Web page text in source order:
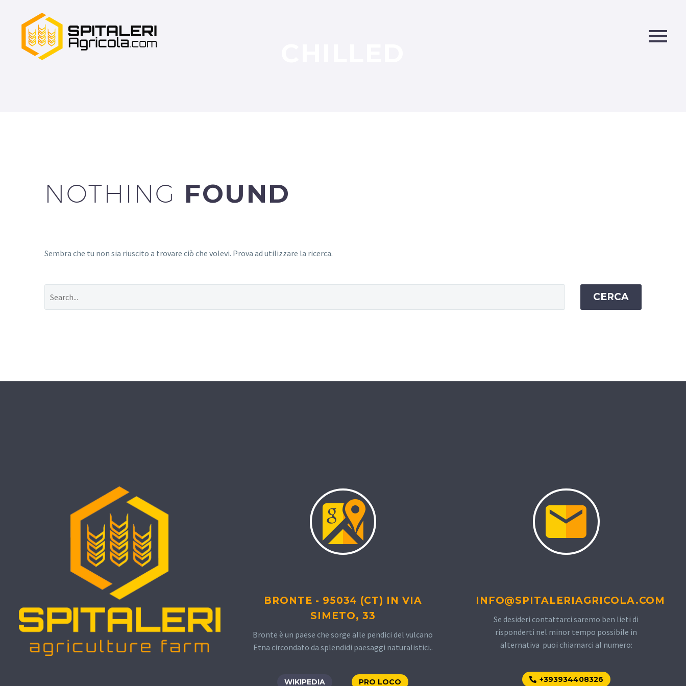
NOTHING FOUND
Sembra che tu non sia riuscito a trovare ciò che volevi. Prova ad utilizzare la ricerca.
CERCA
BRONTE - 95034 (CT) IN VIA
SIMETO, 33
Bronte è un paese che sorge alle pendici del vulcano
Etna circondato da splendidi paesaggi naturalistici..
WIKIPEDIA PRO LOCO
INFO@SPITALERIAGRICOLA.COM
Se desideri contattarci saremo ben lieti di
risponderti nel minor tempo possibile in
alternativa puoi chiamarci al numero:
+393934408326